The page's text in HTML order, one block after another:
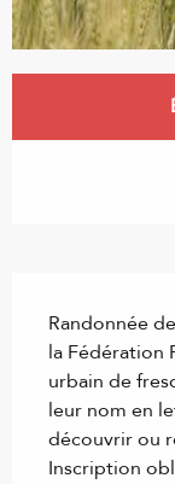
Ouverture et
Randonnée
la Fédération
urbain de
leur nom en
découvrir ou
Inscription